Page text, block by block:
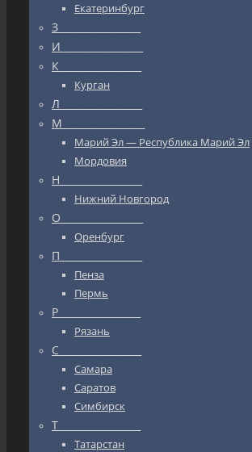
Екатеринбург
З_________________
И_________________
К_________________
Курган
Л_________________
М_________________
Марий Эл — Республика Марий Эл
Мордовия
Н_________________
Нижний Новгород
О_________________
Оренбург
П_________________
Пенза
Пермь
Р_________________
Рязань
С_________________
Самара
Саратов
Симбирск
Т_________________
Татарстан